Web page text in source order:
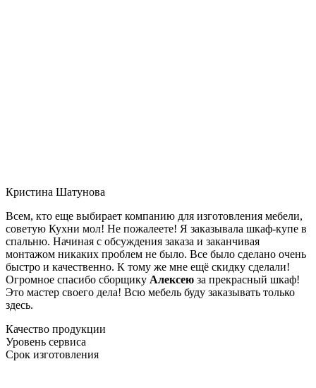
Кристина Шатунова
Всем, кто еще выбирает компанию для изготовления мебели,
советую Кухни мол! Не пожалеете! Я заказывала шкаф-купе в
спальню. Начиная с обсуждения заказа и заканчивая
монтажом никаких проблем не было. Все было сделано очень
быстро и качественно. К тому же мне ещё скидку сделали!
Огромное спасибо сборщику Алексею за прекрасный шкаф!
Это мастер своего дела! Всю мебель буду заказывать только
здесь.
Качество продукции
Уровень сервиса
Срок изготовления